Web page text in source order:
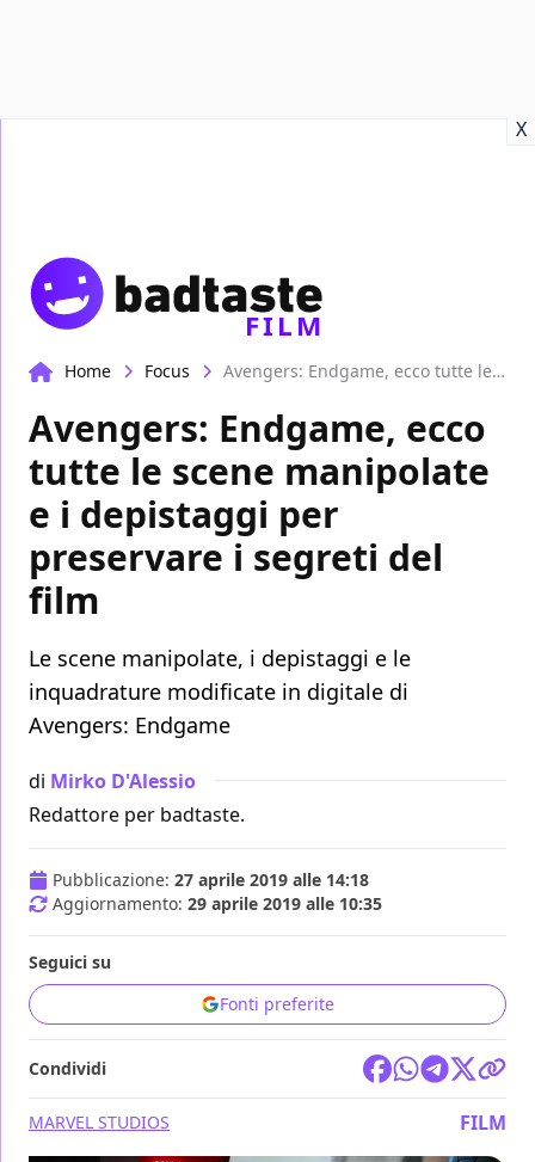
X
FILM
Home Focus Avengers: Endgame, ecco tutte le scene manipolate e i depistaggi per preservare i segreti del film
Avengers: Endgame, ecco
tutte le scene manipolate
e i depistaggi per
preservare i segreti del
film
Le scene manipolate, i depistaggi e le
inquadrature modificate in digitale di
Avengers: Endgame
di Mirko D'Alessio
Redattore per badtaste.
Pubblicazione: 27 aprile 2019 alle 14:18
Aggiornamento: 29 aprile 2019 alle 10:35
Seguici su
Fonti preferite
Condividi
MARVEL STUDIOS FILM